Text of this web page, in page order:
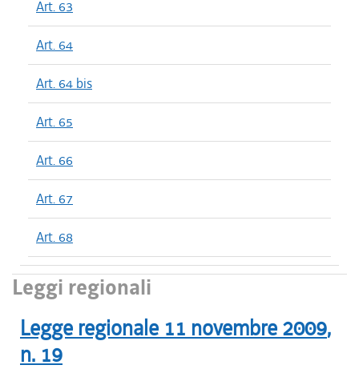
Art. 63
Art. 64
Art. 64 bis
Art. 65
Art. 66
Art. 67
Art. 68
Leggi regionali
Legge regionale 11 novembre 2009,
n. 19